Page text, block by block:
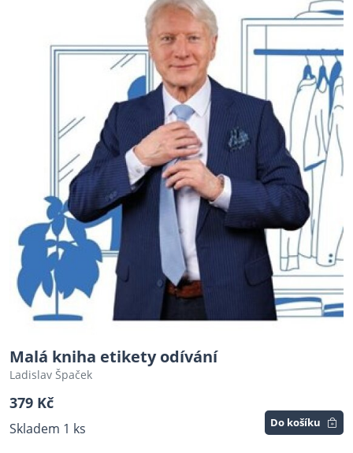
Malá kniha etikety odívání
Ladislav Špaček
379 Kč
Skladem 1 ks Do košíku